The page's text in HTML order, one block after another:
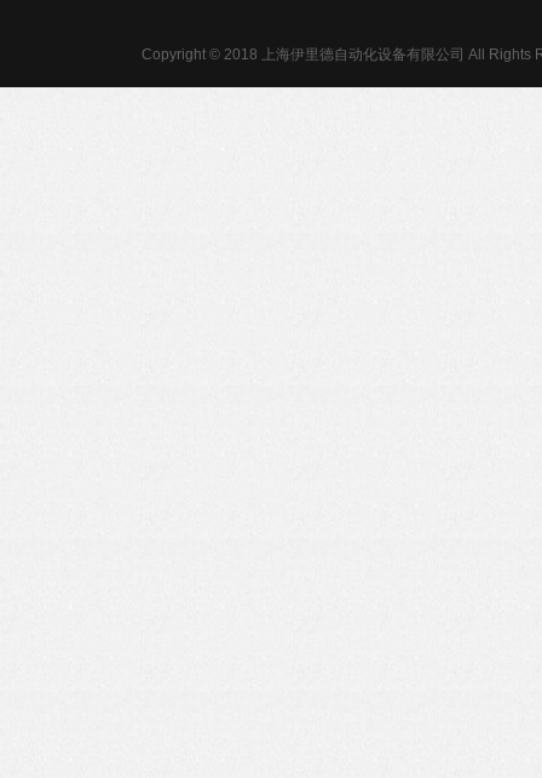
Copyright © 2018 上海伊里德自动化设备有限公司 All Rights